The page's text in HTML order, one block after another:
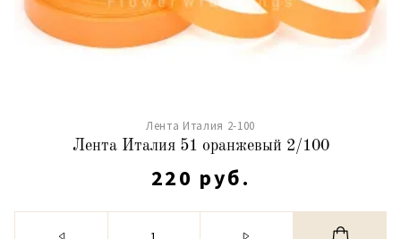
Лента Италия 2-100
Лента Италия 51 оранжевый 2/100
220 руб.